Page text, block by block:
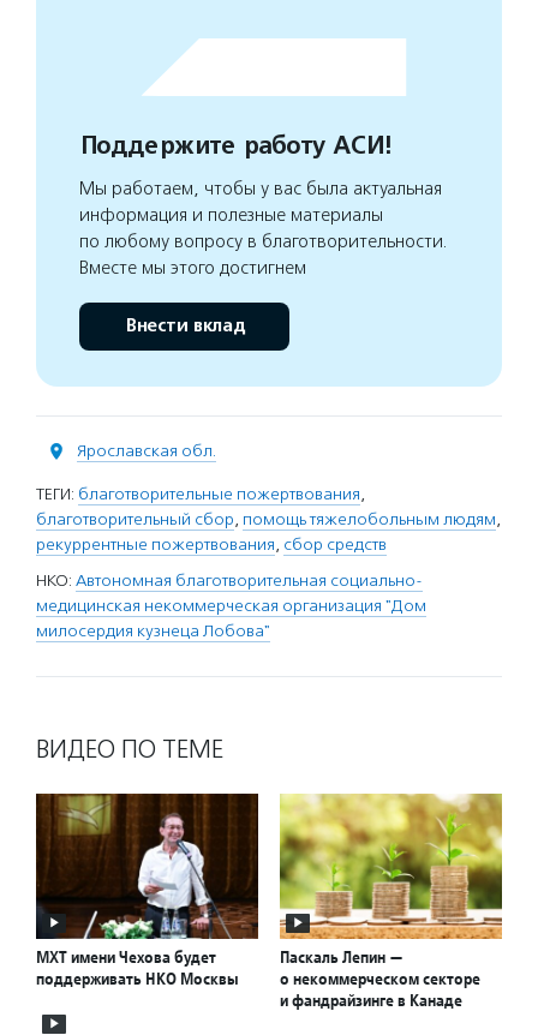
Поддержите работу АСИ!
Мы работаем, чтобы у вас была актуальная
информация и полезные материалы
по любому вопросу в благотворительности.
Вместе мы этого достигнем
Внести вклад
Ярославская обл.
ТЕГИ: благотворительные пожертвования,
благотворительный сбор, помощь тяжелобольным людям,
рекуррентные пожертвования, сбор средств
НКО: Автономная благотворительная социально-
медицинская некоммерческая организация "Дом
милосердия кузнеца Лобова"
ВИДЕО ПО ТЕМЕ
МХТ имени Чехова будет
поддерживать НКО Москвы
Паскаль Лепин —
о некоммерческом секторе
и фандрайзинге в Канаде